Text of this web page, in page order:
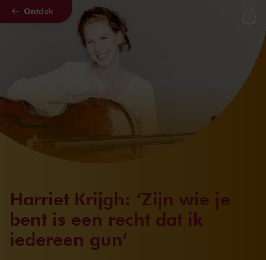
Naar hoofdcontent
Ontdek
Harriet Krijgh: ‘Zijn wie je
bent is een recht dat ik
iedereen gun’